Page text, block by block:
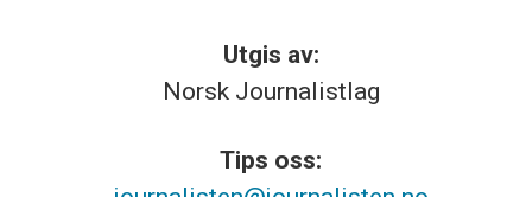
Utgis av:
Norsk Journalistlag
Tips oss: